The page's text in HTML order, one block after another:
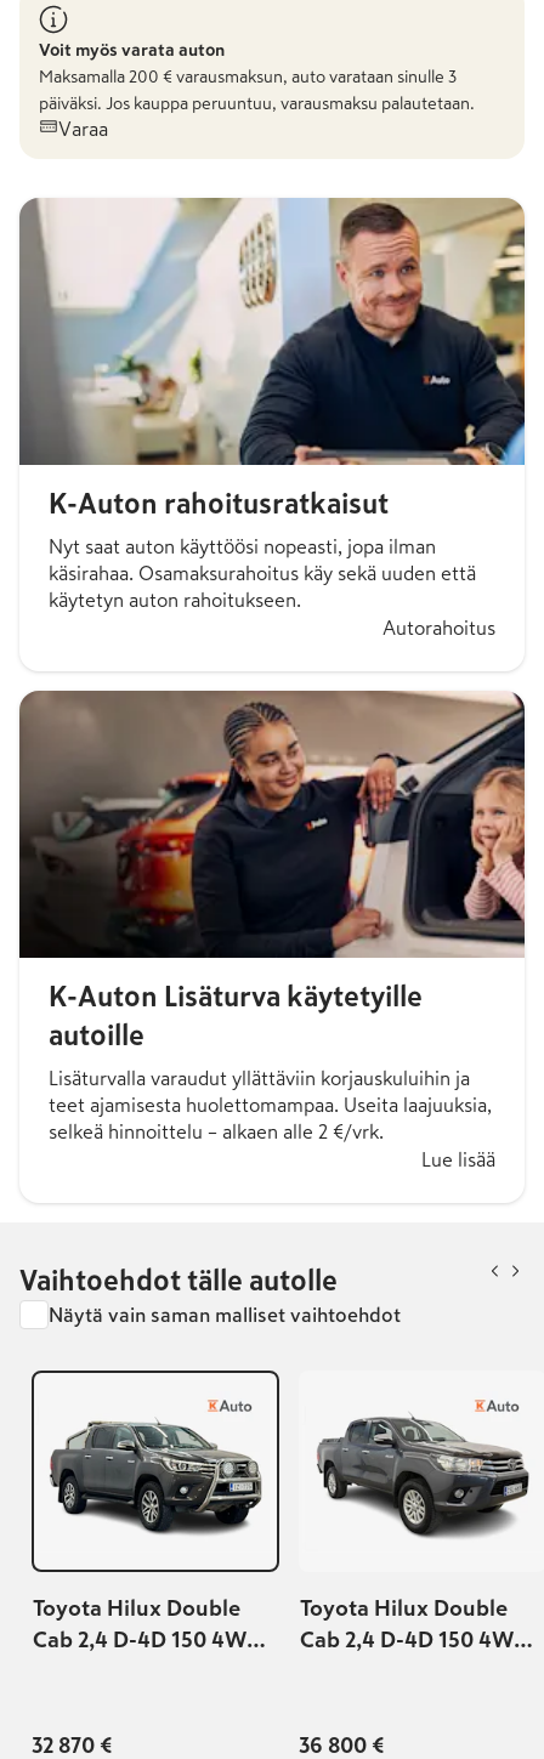
Voit myös varata auton
Maksamalla 200 € varausmaksun, auto varataan sinulle 3
päiväksi. Jos kauppa peruuntuu, varausmaksu palautetaan.
Varaa
K-Auton rahoitusratkaisut
Nyt saat auton käyttöösi nopeasti, jopa ilman
käsirahaa. Osamaksurahoitus käy sekä uuden että
käytetyn auton rahoitukseen.
Autorahoitus
K-Auton Lisäturva käytetyille
autoille
Lisäturvalla varaudut yllättäviin korjauskuluihin ja
teet ajamisesta huolettomampaa. Useita laajuuksia,
selkeä hinnoittelu – alkaen alle 2 €/vrk.
Lue lisää
Vaihtoehdot tälle autolle
Näytä vain saman malliset vaihtoehdot
Toyota Hilux Double
Cab 2,4 D-4D 150 4WD
32 870 €
Toyota Hilux Double
Cab 2,4 D-4D 150 4WD
36 800 €